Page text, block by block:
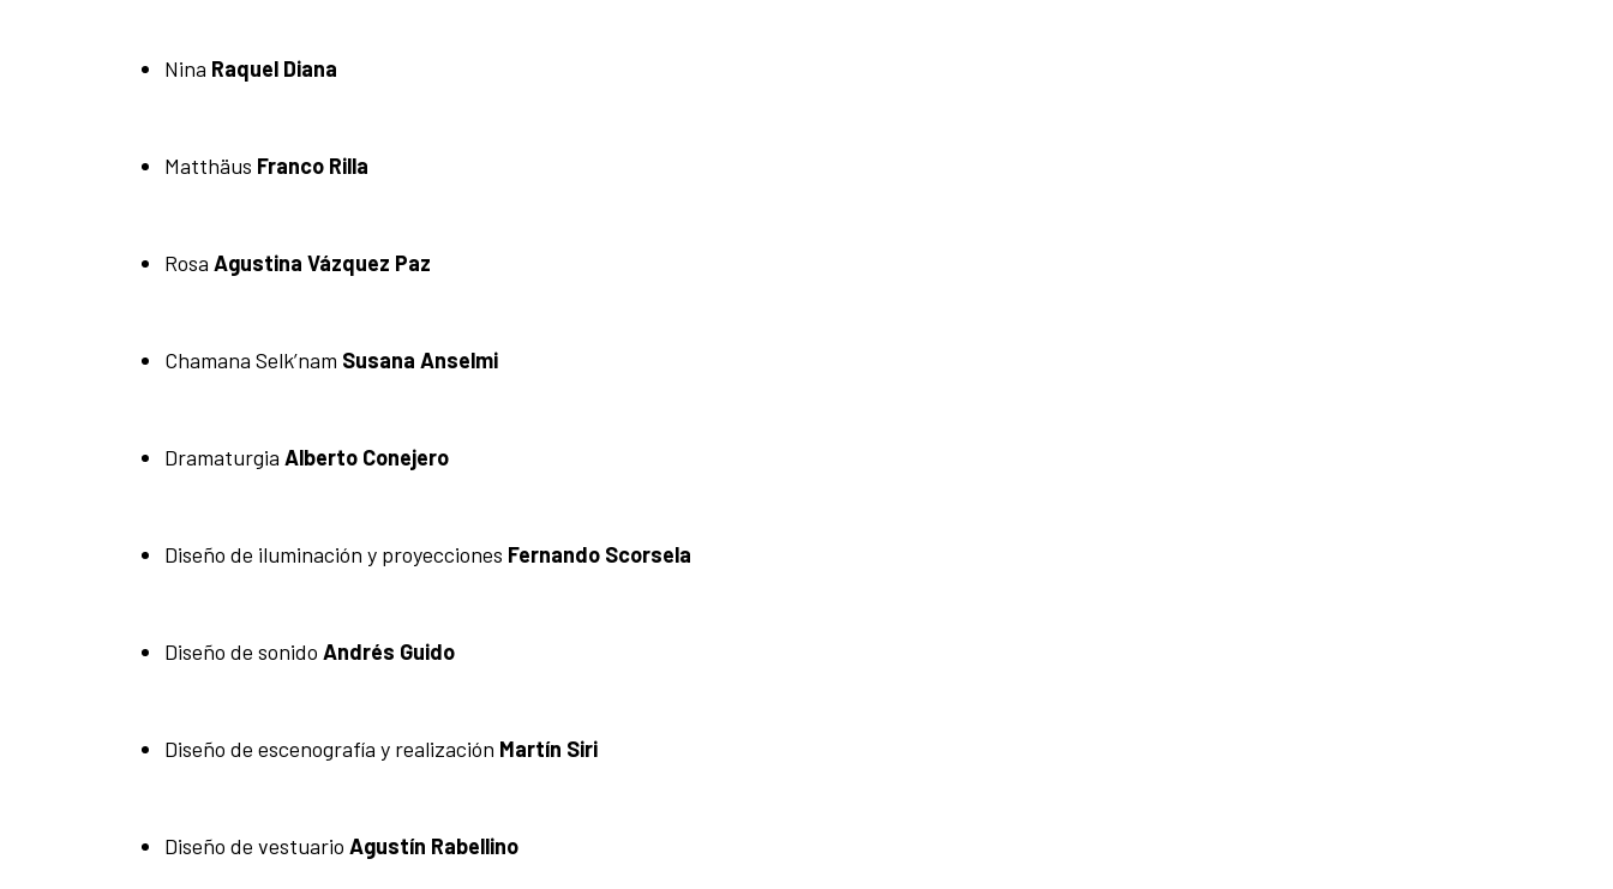
Nina Raquel Diana
Matthäus Franco Rilla
Rosa Agustina Vázquez Paz
Chamana Selk’nam Susana Anselmi
Dramaturgia Alberto Conejero
Diseño de iluminación y proyecciones Fernando Scorsela
Diseño de sonido Andrés Guido
Diseño de escenografía y realización Martín Siri
Diseño de vestuario Agustín Rabellino